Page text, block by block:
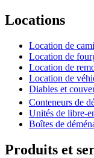
Locations
Location de
Location de
Location de
Location de
Diables et
Conteneurs de
Unités de libre-
Boîtes de
Produits et